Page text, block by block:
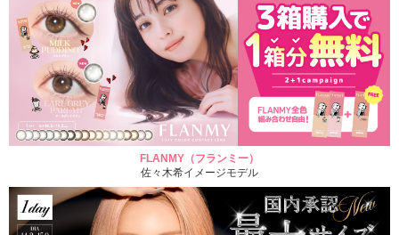
FLANMY（フランミー）
佐々木希イメージモデル